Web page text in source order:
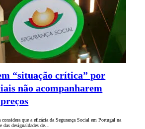
“situação crítica” por
não acompanharem
que a eficácia da Segurança Social em Portugal na
das desigualdades de…